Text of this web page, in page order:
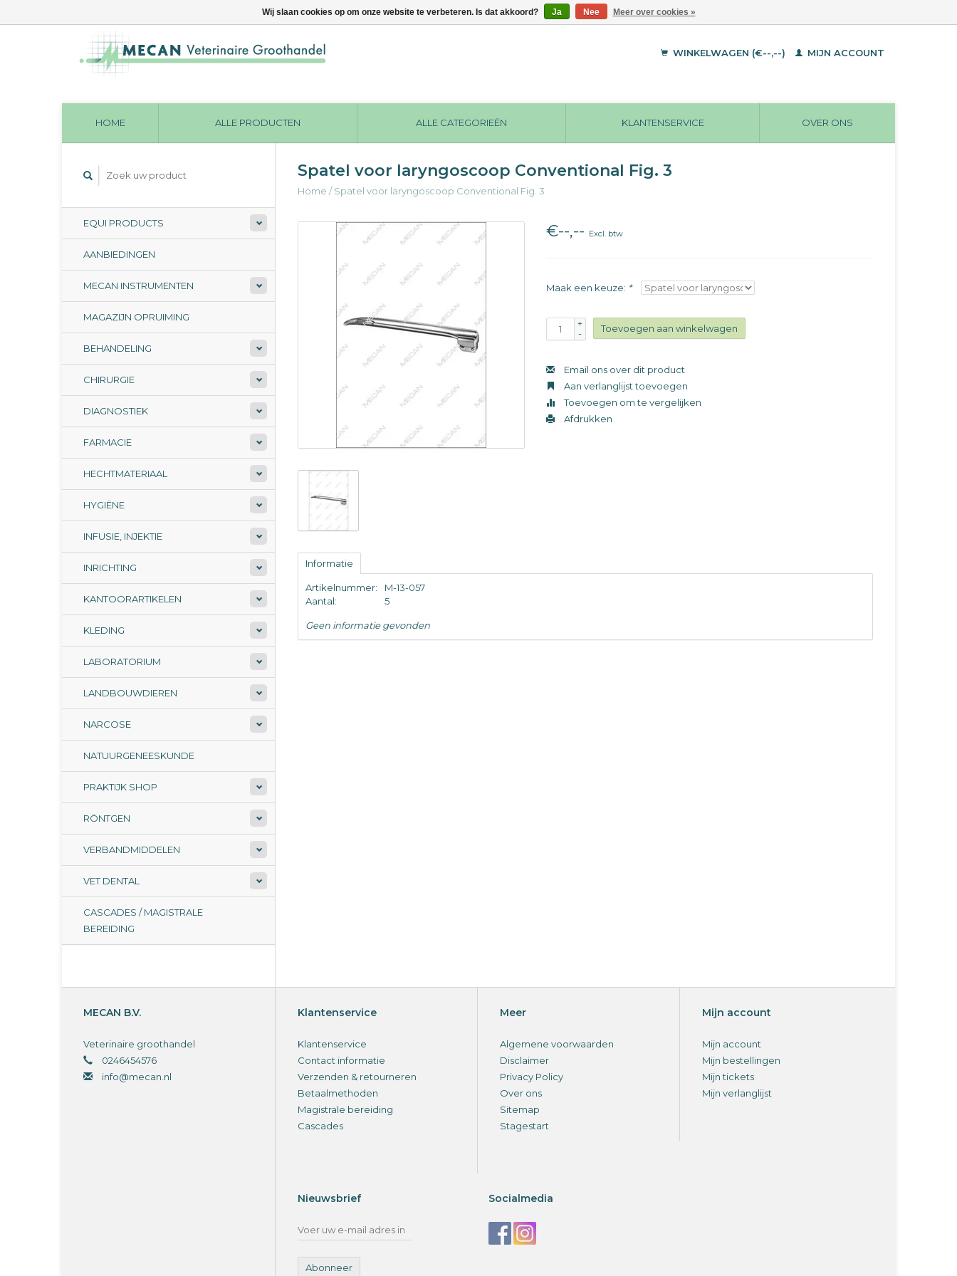
WINKELWAGEN (€--,--) MIJN ACCOUNT
HOME ALLE PRODUCTEN ALLE CATEGORIEËN KLANTENSERVICE OVER ONS
EQUI PRODUCTS
AANBIEDINGEN
MECAN INSTRUMENTEN
MAGAZIJN OPRUIMING
BEHANDELING
CHIRURGIE
DIAGNOSTIEK
FARMACIE
HECHTMATERIAAL
HYGIËNE
INFUSIE, INJEKTIE
INRICHTING
KANTOORARTIKELEN
KLEDING
LABORATORIUM
LANDBOUWDIEREN
NARCOSE
NATUURGENEESKUNDE
PRAKTIJK SHOP
RÖNTGEN
VERBANDMIDDELEN
VET DENTAL
CASCADES / MAGISTRALE
BEREIDING
Spatel voor laryngoscoop Conventional Fig. 3
Home /Spatel voor laryngoscoop Conventional Fig. 3
€--,-- Excl. btw
Maak een keuze: *
+
-
Toevoegen aan winkelwagen
Email ons over dit product
Aan verlanglijst toevoegen
Toevoegen om te vergelijken
Afdrukken
Informatie
Artikelnummer:
M-13-057
Aantal:
5
Geen informatie gevonden
MECAN B.V.
Veterinaire groothandel
0246454576
info@mecan.nl
Klantenservice
Klantenservice
Contact informatie
Verzenden & retourneren
Betaalmethoden
Magistrale bereiding
Cascades
Meer
Algemene voorwaarden
Disclaimer
Privacy Policy
Over ons
Sitemap
Stagestart
Mijn account
Mijn account
Mijn bestellingen
Mijn tickets
Mijn verlanglijst
Nieuwsbrief
Abonneer
Socialmedia
Wij slaan cookies op om onze website te verbeteren. Is dat akkoord? Ja Nee Meer over cookies »